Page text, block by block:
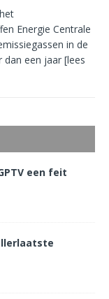
Energie Centrale
in de
dan een jaar [lees
een feit